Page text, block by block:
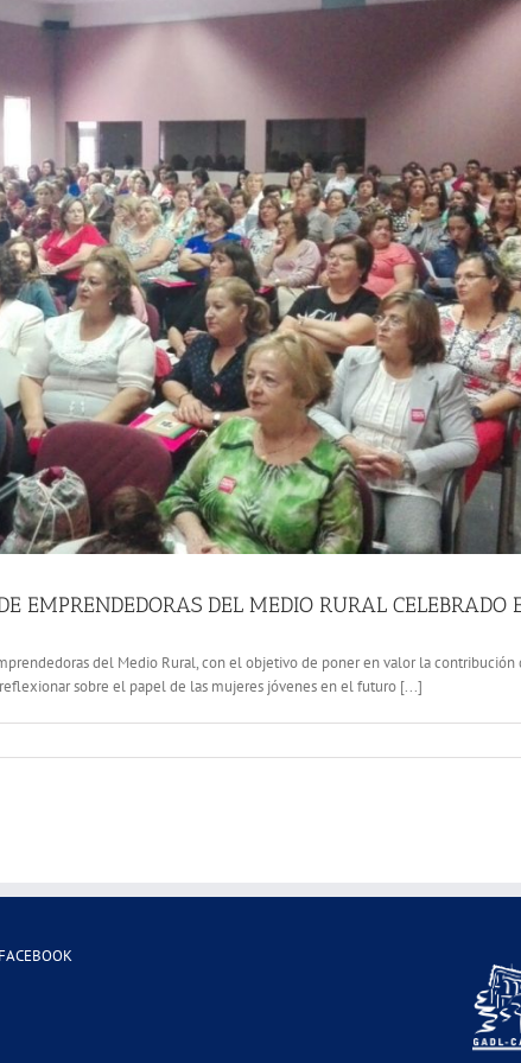
EMPRENDEDORAS DEL MEDIO RURAL
del Medio Rural, con el objetivo de poner en valor la
sobre el papel de las mujeres jóvenes en el futuro [...]